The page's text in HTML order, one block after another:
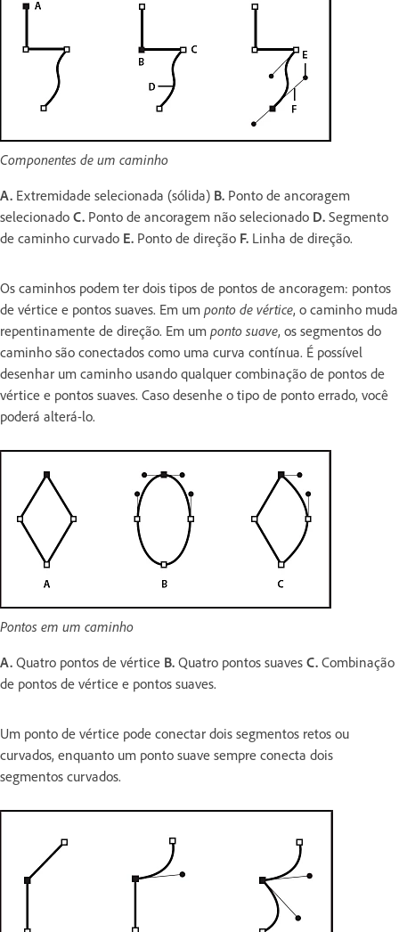
Componentes de um caminho
A. Extremidade selecionada (sólida) B. Ponto de ancoragem
selecionado C. Ponto de ancoragem não selecionado D. Segmento
de caminho curvado E. Ponto de direção F. Linha de direção.
Os caminhos podem ter dois tipos de pontos de ancoragem: pontos
de vértice e pontos suaves. Em um ponto de vértice, o caminho muda
repentinamente de direção. Em um ponto suave, os segmentos do
caminho são conectados como uma curva contínua. É possível
desenhar um caminho usando qualquer combinação de pontos de
vértice e pontos suaves. Caso desenhe o tipo de ponto errado, você
poderá alterá-lo.
Pontos em um caminho
A. Quatro pontos de vértice B. Quatro pontos suaves C. Combinação
de pontos de vértice e pontos suaves.
Um ponto de vértice pode conectar dois segmentos retos ou
curvados, enquanto um ponto suave sempre conecta dois
segmentos curvados.